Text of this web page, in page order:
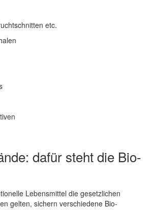
etc.
dafür steht die Bio-
Lebensmittel die gesetzlichen
gelten, sichern verschiedene Bio-